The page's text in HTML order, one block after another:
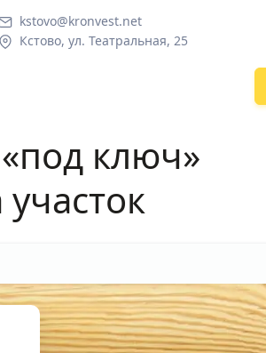
kstovo@kronvest.net
Кстово, ул. Театральная, 25
«под ключ»